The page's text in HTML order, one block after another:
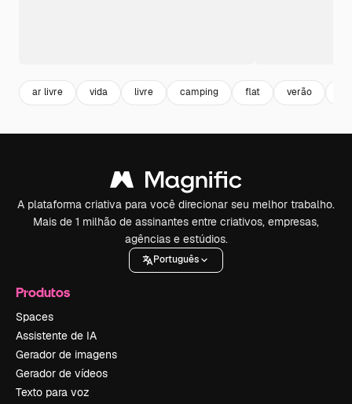
ar livre vida livre camping flat verão
A plataforma criativa para você direcionar seu melhor trabalho.
Mais de 1 milhão de assinantes entre criativos, empresas,
agências e estúdios.
Português
Produtos
Spaces
Assistente de IA
Gerador de imagens
Gerador de vídeos
Texto para voz